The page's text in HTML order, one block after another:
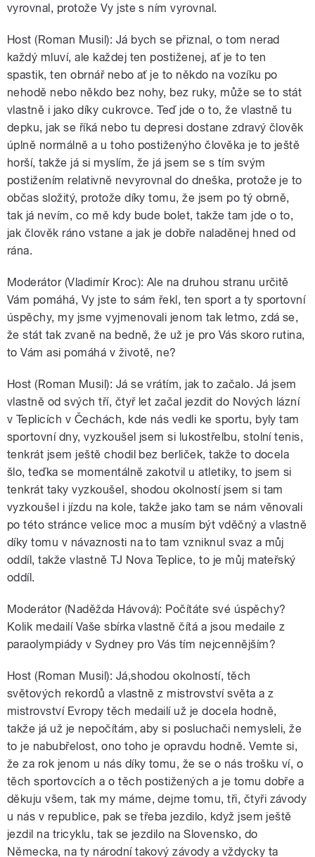
vyrovnal, protože Vy jste s ním vyrovnal.
Host (Roman Musil): Já bych se přiznal, o tom nerad
každý mluví, ale každej ten postiženej, ať je to ten
spastik, ten obrnář nebo ať je to někdo na vozíku po
nehodě nebo někdo bez nohy, bez ruky, může se to stát
vlastně i jako díky cukrovce. Teď jde o to, že vlastně tu
depku, jak se říká nebo tu depresi dostane zdravý člověk
úplně normálně a u toho postiženýho člověka je to ještě
horší, takže já si myslím, že já jsem se s tím svým
postižením relativně nevyrovnal do dneška, protože je to
občas složitý, protože díky tomu, že jsem po tý obrně,
tak já nevím, co mě kdy bude bolet, takže tam jde o to,
jak člověk ráno vstane a jak je dobře naladěnej hned od
rána.
Moderátor (Vladimír Kroc): Ale na druhou stranu určitě
Vám pomáhá, Vy jste to sám řekl, ten sport a ty sportovní
úspěchy, my jsme vyjmenovali jenom tak letmo, zdá se,
že stát tak zvaně na bedně, že už je pro Vás skoro rutina,
to Vám asi pomáhá v životě, ne?
Host (Roman Musil): Já se vrátím, jak to začalo. Já jsem
vlastně od svých tří, čtyř let začal jezdit do Nových lázní
v Teplicích v Čechách, kde nás vedli ke sportu, byly tam
sportovní dny, vyzkoušel jsem si lukostřelbu, stolní tenis,
tenkrát jsem ještě chodil bez berliček, takže to docela
šlo, teďka se momentálně zakotvil u atletiky, to jsem si
tenkrát taky vyzkoušel, shodou okolností jsem si tam
vyzkoušel i jízdu na kole, takže jako tam se nám věnovali
po této stránce velice moc a musím být vděčný a vlastně
díky tomu v návaznosti na to tam vzniknul svaz a můj
oddíl, takže vlastně TJ Nova Teplice, to je můj mateřský
oddíl.
Moderátor (Naděžda Hávová): Počítáte své úspěchy?
Kolik medailí Vaše sbírka vlastně čítá a jsou medaile z
paraolympiády v Sydney pro Vás tím nejcennějším?
Host (Roman Musil): Já,shodou okolností, těch
světových rekordů a vlastně z mistrovství světa a z
mistrovství Evropy těch medailí už je docela hodně,
takže já už je nepočítám, aby si posluchači nemysleli, že
to je nabubřelost, ono toho je opravdu hodně. Vemte si,
že za rok jenom u nás díky tomu, že se o nás trošku ví, o
těch sportovcích a o těch postižených a je tomu dobře a
děkuju všem, tak my máme, dejme tomu, tři, čtyři závody
u nás v republice, pak se třeba jezdilo, když jsem ještě
jezdil na tricyklu, tak se jezdilo na Slovensko, do
Německa, na ty národní takový závody a vždycky ta